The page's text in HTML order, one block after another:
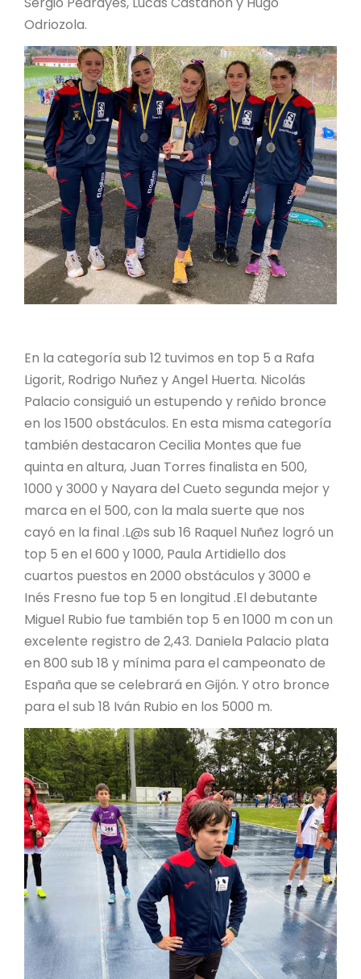
Odriozola.
En la categoría sub 12 tuvimos en top 5 a Rafa
Ligorit, Rodrigo Nuñez y Angel Huerta. Nicolás
Palacio consiguió un estupendo y reñido bronce
en los 1500 obstáculos. En esta misma categoría
también destacaron Cecilia Montes que fue
quinta en altura, Juan Torres finalista en 500,
1000 y 3000 y Nayara del Cueto segunda mejor y
marca en el 500, con la mala suerte que nos
cayó en la final .L@s sub 16 Raquel Nuñez logró un
top 5 en el 600 y 1000, Paula Artidiello dos
cuartos puestos en 2000 obstáculos y 3000 e
Inés Fresno fue top 5 en longitud .El debutante
Miguel Rubio fue también top 5 en 1000 m con un
excelente registro de 2,43. Daniela Palacio plata
en 800 sub 18 y mínima para el campeonato de
España que se celebrará en Gijón. Y otro bronce
para el sub 18 Iván Rubio en los 5000 m.